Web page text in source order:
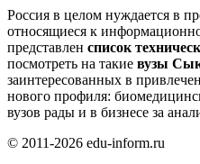
Россия в целом нуждается в
относящиеся к
представлен список
посмотреть на такие вузы
заинтересованных в
нового профиля:
вузов рады и в бизнесе за
© 2011-2026 edu-inform.ru